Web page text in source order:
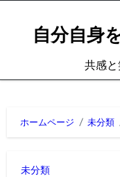
自分自身
共感
ホームページ 未分類
未分類